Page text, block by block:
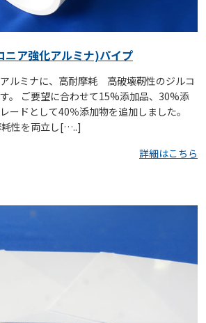
ニア強化アルミナ)パイプ
ルミナに、高耐摩耗 高破壊靭性のジルコ
。 ご要望に合わせて15%添加品、30%添
ードとして40％添加物を追加しました。
耗性を両立し[…..]
詳細はこちら